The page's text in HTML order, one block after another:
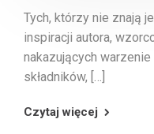
Tych, którzy nie znają
inspiracji autora,
nakazujących
składników, […]
Czytaj więcej